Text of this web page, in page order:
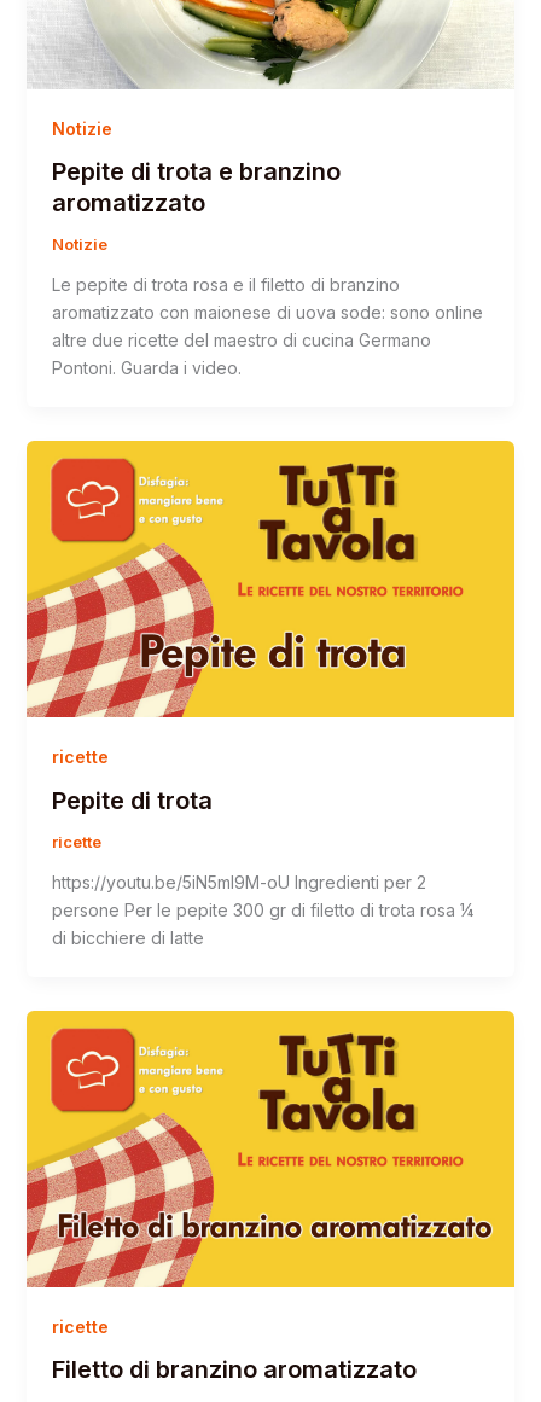
Notizie
Pepite di trota e branzino
aromatizzato
Notizie
Le pepite di trota rosa e il filetto di branzino
aromatizzato con maionese di uova sode: sono online
altre due ricette del maestro di cucina Germano
Pontoni. Guarda i video.
ricette
Pepite di trota
ricette
https://youtu.be/5iN5mI9M-oU Ingredienti per 2
persone Per le pepite 300 gr di filetto di trota rosa ¼
di bicchiere di latte
ricette
Filetto di branzino aromatizzato